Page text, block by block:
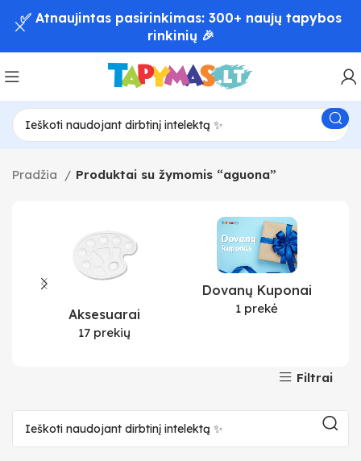
Pradžia Produktai su žymomis “aguona”
Aksesuarai
17 prekių
Dovanų Kuponai
1 prekė
Filtrai
✅ Atnaujintas pasirinkimas: 300+ naujų tapybos
rinkinių 🎉